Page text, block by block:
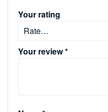
Your rating
Your review*